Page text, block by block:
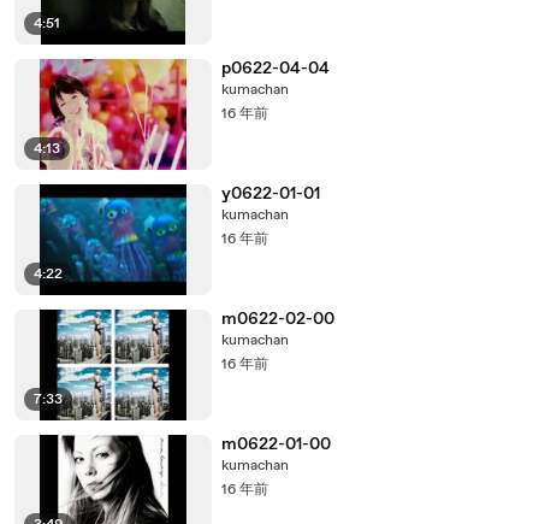
4:51
4:13
p0622-04-04
kumachan
16 年前
4:22
y0622-01-01
kumachan
16 年前
7:33
m0622-02-00
kumachan
16 年前
m0622-01-00
kumachan
16 年前